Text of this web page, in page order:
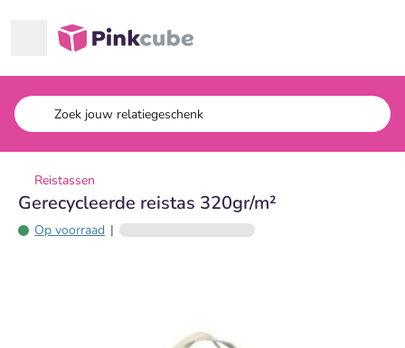
Pinkcube
Reistassen
Gerecycleerde reistas 320gr/m²
Op voorraad |